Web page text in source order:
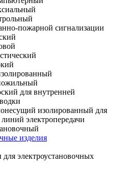
пожарной сигнализации
для внутренней
изолированный для
электропередачи
изделия
для электроустановочных